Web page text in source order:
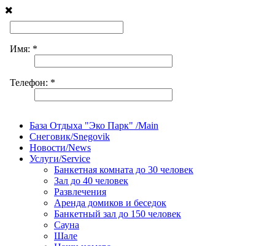
База Отдыха "Эко Парк" /Main
Снеговик/Snegovik
Новости/News
Услуги/Service
Банкетная комната до 30 человек
Зал до 40 человек
Развлечения
Аренда домиков и беседок
Банкетный зал до 150 человек
Сауна
Шале